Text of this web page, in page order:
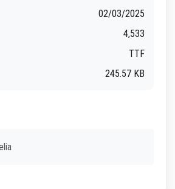
02/03/2025
4,533
TTF
245.57 KB